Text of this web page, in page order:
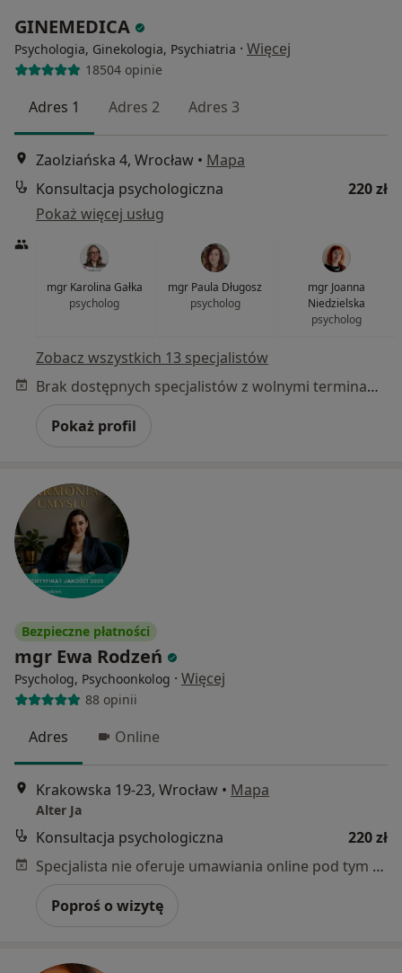
GINEMEDICA
Psychologia, Ginekologia, Psychiatria · Więcej
18504 opinie
Adres 1 Adres 2 Adres 3
Zaolziańska 4, Wrocław • Mapa
Konsultacja psychologiczna
220 zł
Pokaż więcej usług
mgr Karolina Gałka
psycholog
mgr Paula Długosz
psycholog
mgr Joanna
Niedzielska
psycholog
Zobacz wszystkich 13 specjalistów
Brak dostępnych specjalistów z wolnymi terminami w tym centrum medycznym.
Pokaż profil
Bezpieczne płatności
mgr Ewa Rodzeń
Psycholog, Psychoonkolog · Więcej
88 opinii
Adres Online
Krakowska 19-23, Wrocław • Mapa
Alter Ja
Konsultacja psychologiczna
220 zł
Specjalista nie oferuje umawiania online pod tym adresem.
Poproś o wizytę